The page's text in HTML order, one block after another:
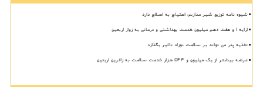
شیوه نامه توزیع شیر مدارس احتیاج به اصلاح دارد
ارایه ۱ و هفت دهم میلیون خدمت بهداشتی و درمانی به زوار اربعین
تغذیه پدر می تواند بر سلامت نوزاد تاثیر بگذارد
عرضه بیشتر از یک میلیون و ۵۴۴ هزار خدمت سلامت به زائرین اربعین